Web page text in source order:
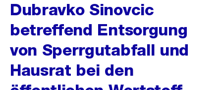
Dubravko Sinovcic
betreffend Entsorgung
von Sperrgutabfall und
Hausrat bei den